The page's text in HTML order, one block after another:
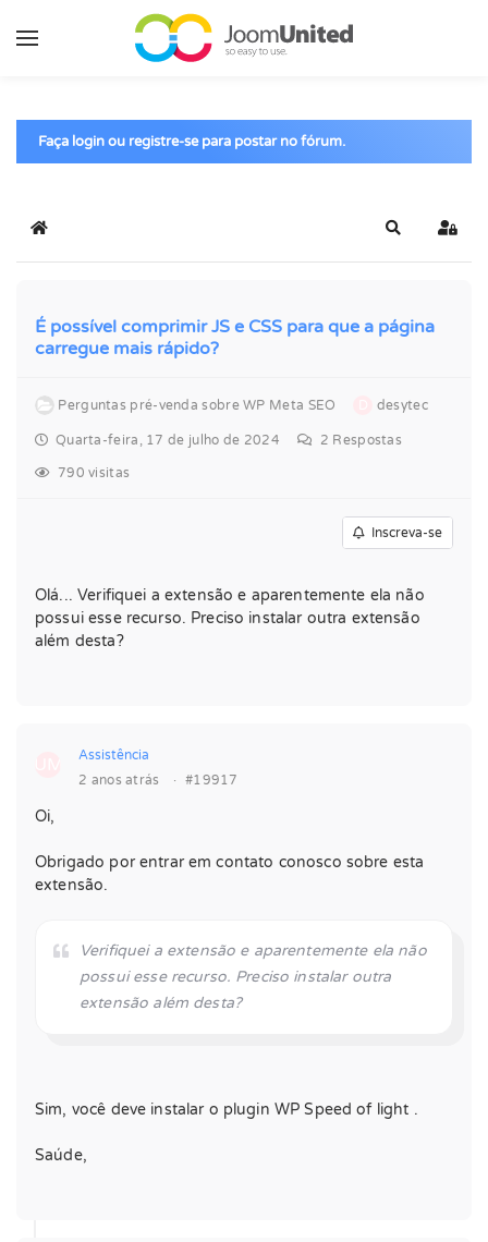
Pular para o conteúdo principal
Faça login ou registre-se para postar no fórum.
Início PesquisarEntrar
É possível comprimir JS e CSS para que a página
carregue mais rápido?
Perguntas pré-venda sobre WP Meta SEO desytec
Quarta-feira, 17 de julho de 2024 2 Respostas
790 visitas
Inscreva-se
Olá... Verifiquei a extensão e aparentemente ela não
possui esse recurso. Preciso instalar outra extensão
além desta?
Assistência
2 anos atrás
· #19917
Oi,
Obrigado por entrar em contato conosco sobre esta
extensão.
Verifiquei a extensão e aparentemente ela não
possui esse recurso. Preciso instalar outra
extensão além desta?
Sim, você deve instalar o plugin WP Speed of light .
Saúde,